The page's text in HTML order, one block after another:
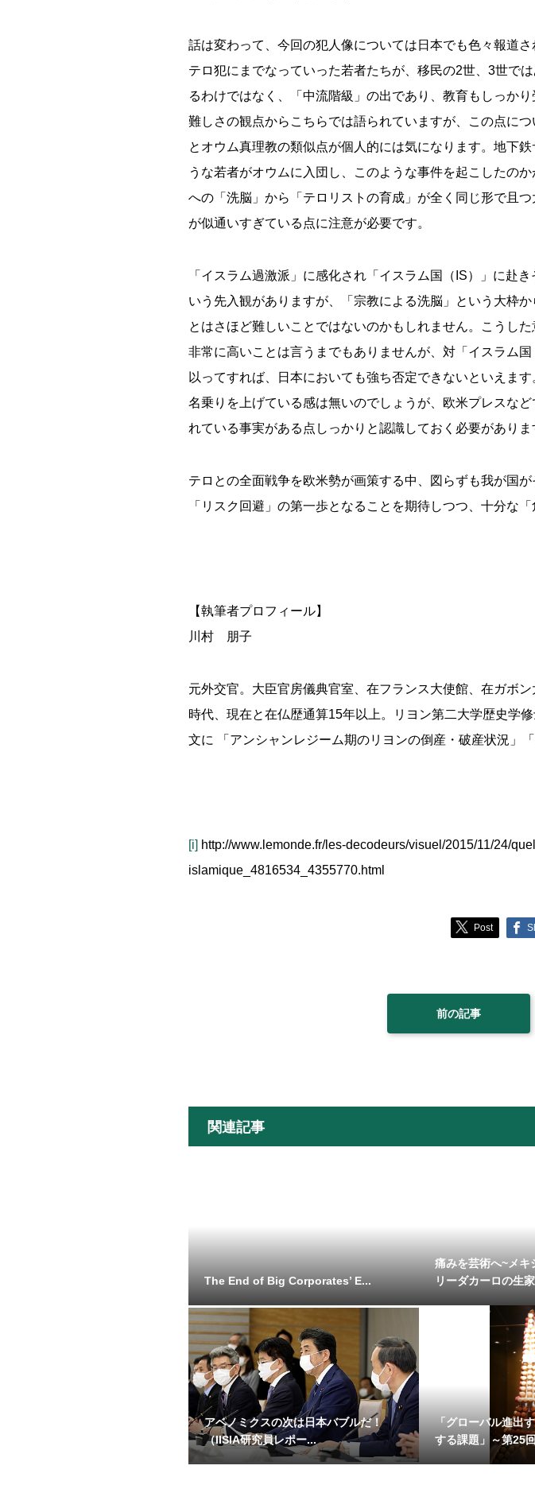
話は変わって、今回の犯人像については日本でも色々報道
テロ犯にまでなっていった若者たちが、移民の2世、3世で
るわけではなく、「中流階級」の出であり、教育もしっか
難しさの観点からこちらでは語られていますが、この点に
とオウム真理教の類似点が個人的には気になります。地下
うな若者がオウムに入団し、このような事件を起こしたの
への「洗脳」から「テロリストの育成」が全く同じ形で且
が似通いすぎている点に注意が必要です。
「イスラム過激派」に感化され「イスラム国（IS）」に赴
いう先入観がありますが、「宗教による洗脳」という大枠
とはさほど難しいことではないのかもしれません。こうし
非常に高いことは言うまでもありませんが、対「イスラム
以ってすれば、日本においても強ち否定できないといえま
名乗りを上げている感は無いのでしょうが、欧米プレスな
れている事実がある点しっかりと認識しておく必要がありま
テロとの全面戦争を欧米勢が画策する中、図らずも我が国
「リスク回避」の第一歩となることを期待しつつ、十分な
【執筆者プロフィール】
川村 朋子
元外交官。大臣官房儀典官室、在フランス大使館、在ガボ
時代、現在と在仏歴通算15年以上。リヨン第二大学歴史学
文に 「アンシャンレジーム期のリヨンの倒産・破産状況」
[i] http://www.lemonde.fr/les-decodeurs/visuel/2015/11/24/
islamique_4816534_4355770.html
Post
前の記事
関連記事
The End of Big Corporates’ E...
痛みを芸術へ~メキ
リーダカーロの生
アベノミクスの次は日本バブルだ！
（IISIA研究員レポー...
「グローバル進出
する課題」～第25